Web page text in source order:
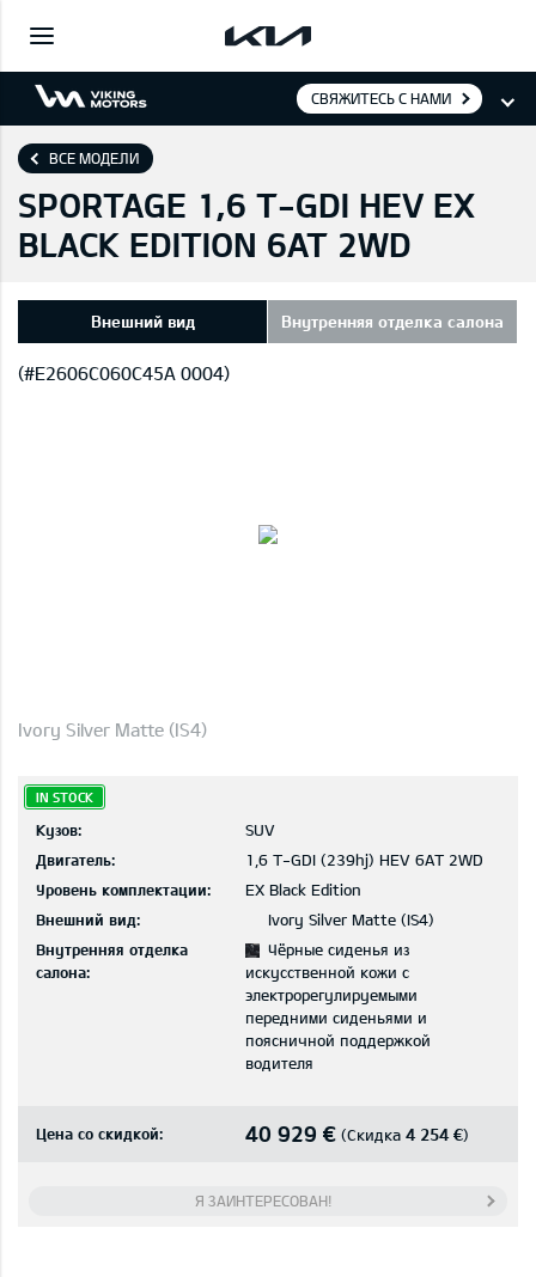
СВЯЖИТЕСЬ С НАМИ
ВСЕ МОДЕЛИ
SPORTAGE 1,6 T-GDI HEV EX
BLACK EDITION 6AT 2WD
Внешний вид Внутренняя отделка салона
(#E2606C060C45A 0004)
Ivory Silver Matte (IS4)
IN STOCK
Кузов:
SUV
Двигатель:
1,6 T-GDI (239hj) HEV 6AT 2WD
Уровень комплектации:
EX Black Edition
Внешний вид:
Ivory Silver Matte (IS4)
Внутренняя отделка
салона:
Чёрные сиденья из
искусственной кожи с
электрорегулируемыми
передними сиденьями и
поясничной поддержкой
водителя
Цена со скидкой: 40 929 € (Скидка 4 254 €)
Я ЗАИНТЕРЕСОВАН!